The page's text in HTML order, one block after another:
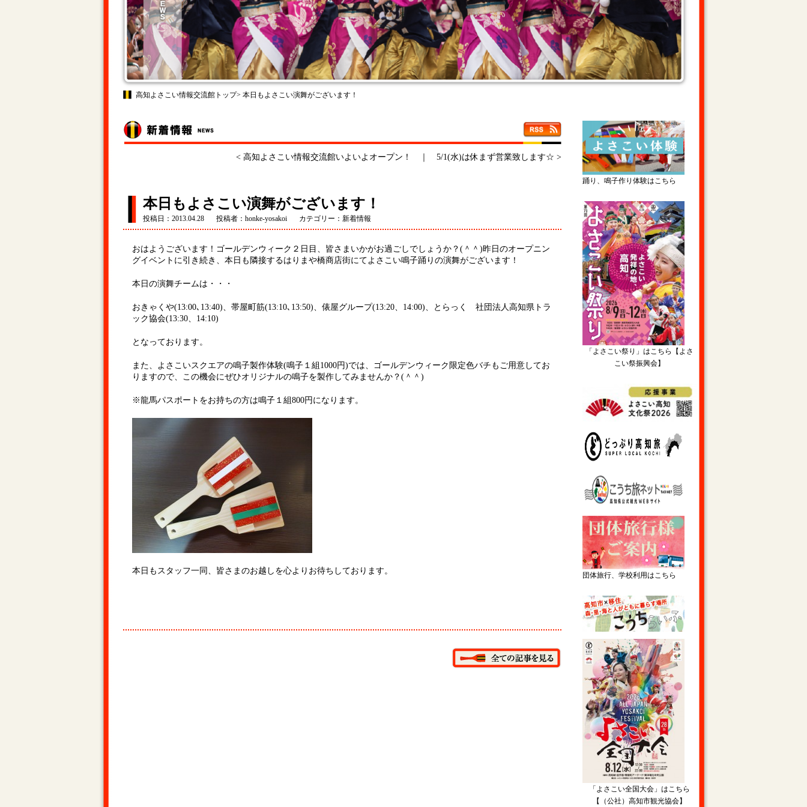
高知よさこい情報交流館トップ> 本日もよさこい演舞がございます！
<高知よさこい情報交流館いよいよオープン！ 5/1(水)は休まず営業致します☆ >
本日もよさこい演舞がございます！
投稿日：2013.04.28 投稿者：honke-yosakoi カテゴリー：新着情報
おはようございます！ゴールデンウィーク２日目、皆さまいかがお過ごしでしょうか？(＾＾)昨日のオープニン
グイベントに引き続き、本日も隣接するはりまや橋商店街にてよさこい鳴子踊りの演舞がございます！
本日の演舞チームは・・・
おきゃくや(13:00､13:40)、帯屋町筋(13:10､13:50)、俵屋グループ(13:20、14:00)、とらっく 社団法人高知県トラ
ック協会(13:30、14:10)
となっております。
また、よさこいスクエアの鳴子製作体験(鳴子１組1000円)では、ゴールデンウィーク限定色バチもご用意してお
りますので、この機会にぜひオリジナルの鳴子を製作してみませんか？(＾＾)
※龍馬パスポートをお持ちの方は鳴子１組800円になります。
本日もスタッフ一同、皆さまのお越しを心よりお待ちしております。
踊り、鳴子作り体験はこちら
「よさこい祭り」はこちら【よさ
こい祭振興会】
団体旅行、学校利用はこちら
「よさこい全国大会」はこちら
【（公社）高知市観光協会】